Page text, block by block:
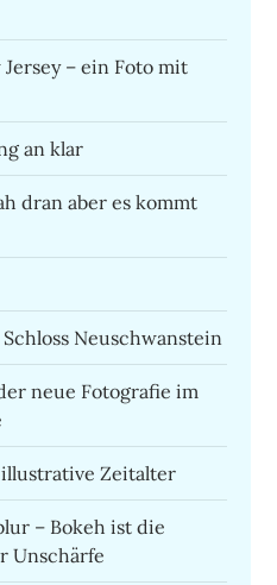
– ein Foto mit
an klar
dran aber es kommt
Schloss Neuschwanstein
neue Fotografie im
Zeitalter
– Bokeh ist die
Unschärfe